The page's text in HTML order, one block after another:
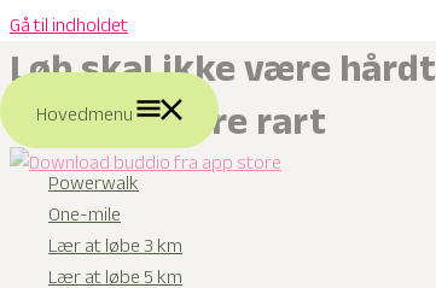
Gå til indholdet
Hovedmenu
Powerwalk
One-mile
Lær at løbe 3 km
Lær at løbe 5 km
Løb skal ikke være hårdt
Det skal være rart